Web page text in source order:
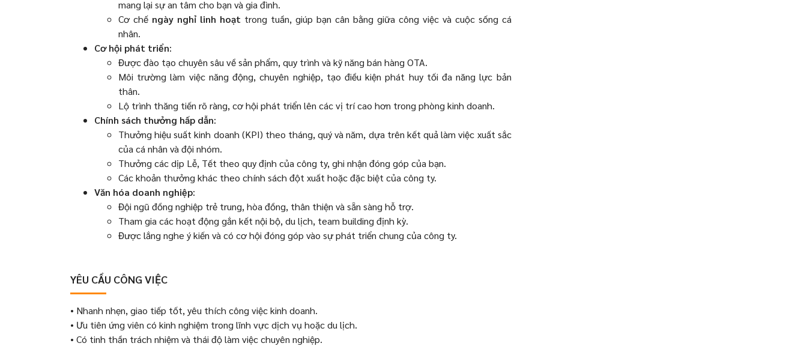
mang lại sự an tâm cho bạn và gia đình.
Cơ chế ngày nghỉ linh hoạt trong tuần, giúp bạn cân bằng giữa công việc và cuộc sống cá
nhân.
Cơ hội phát triển:
Được đào tạo chuyên sâu về sản phẩm, quy trình và kỹ năng bán hàng OTA.
Môi trường làm việc năng động, chuyên nghiệp, tạo điều kiện phát huy tối đa năng lực bản
thân.
Lộ trình thăng tiến rõ ràng, cơ hội phát triển lên các vị trí cao hơn trong phòng kinh doanh.
Chính sách thưởng hấp dẫn:
Thưởng hiệu suất kinh doanh (KPI) theo tháng, quý và năm, dựa trên kết quả làm việc xuất sắc
của cá nhân và đội nhóm.
Thưởng các dịp Lễ, Tết theo quy định của công ty, ghi nhận đóng góp của bạn.
Các khoản thưởng khác theo chính sách đột xuất hoặc đặc biệt của công ty.
Văn hóa doanh nghiệp:
Đội ngũ đồng nghiệp trẻ trung, hòa đồng, thân thiện và sẵn sàng hỗ trợ.
Tham gia các hoạt động gắn kết nội bộ, du lịch, team building định kỳ.
Được lắng nghe ý kiến và có cơ hội đóng góp vào sự phát triển chung của công ty.
YÊU CẦU CÔNG VIỆC
• Nhanh nhẹn, giao tiếp tốt, yêu thích công việc kinh doanh.
• Ưu tiên ứng viên có kinh nghiệm trong lĩnh vực dịch vụ hoặc du lịch.
• Có tinh thần trách nhiệm và thái độ làm việc chuyên nghiệp.